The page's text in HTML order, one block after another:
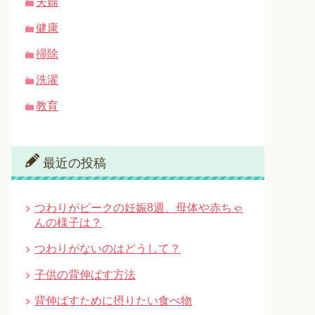
健康
掃除
洗濯
教育
最近の投稿
つわりがピークの妊娠8週、母体や赤ちゃ
んの様子は？
つわりがないのはどうして？
子供の背伸ばす方法
背伸ばすために摂りたい食べ物